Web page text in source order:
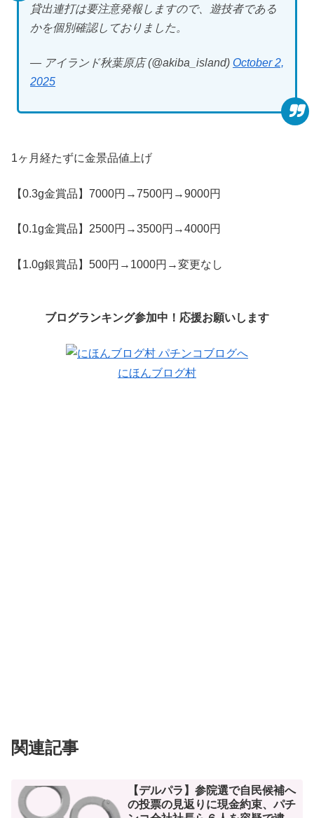
貸出連打は要注意発報しますので、遊技者である
かを個別確認しておりました。
— アイランド秋葉原店 (@akiba_island) October 2,
2025
1ヶ月経たずに金景品値上げ
【0.3g金賞品】7000円→7500円→9000円
【0.1g金賞品】2500円→3500円→4000円
【1.0g銀賞品】500円→1000円→変更なし
ブログランキング参加中！応援お願いします
にほんブログ村
関連記事
【デルパラ】参院選で自民候補へ
の投票の見返りに現金約束、パチ